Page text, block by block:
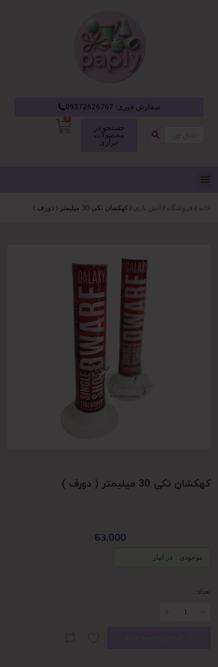
سفارش فوری: 09372626767
برای:
جستجو در
محصولات
خرازی
0
خانه فروشگاه آتش بازی کهکشان تکی 30 میلیمتر ( دورف )
کهکشان تکی 30 میلیمتر ( دورف )
63,000
موجودی : در انبار
تعداد :